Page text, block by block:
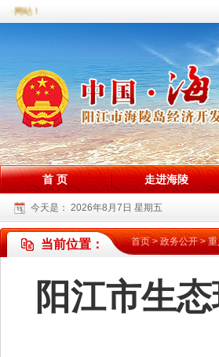
网站！
首 页 走进海陵
今天是： 2026年8月7日 星期五
当前位置： 首页>政务公开>
阳江市生